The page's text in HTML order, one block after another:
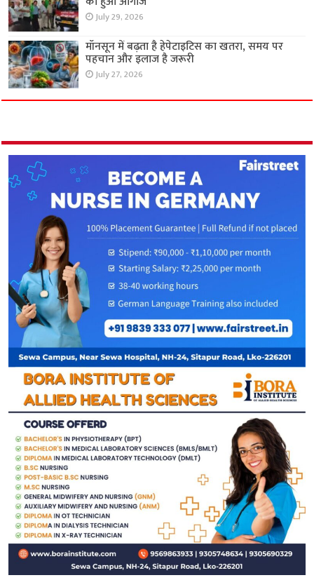
July 29, 2026
मॉनसून में बढ़ता है हेपेटाइटिस का खतरा, समय पर
पहचान और इलाज है जरूरी
July 27, 2026